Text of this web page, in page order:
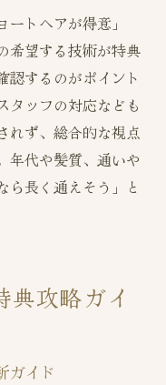
トヘアが得意」
希望する技術が特典
認するのがポイント
タッフの対応なども
れず、総合的な視点
年代や髪質、通いや
ら長く通えそう」と
攻略ガイ
ガイド